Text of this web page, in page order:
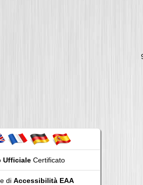
UfficialeCertificato
di Accessibilità EAA